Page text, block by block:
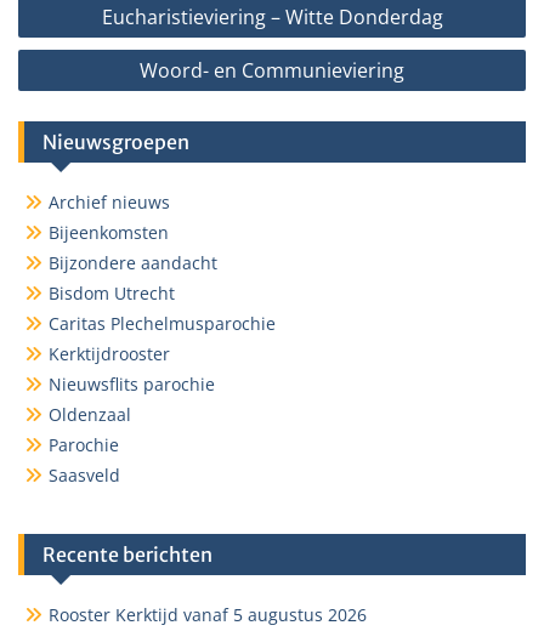
navigatie
Eucharistieviering – Witte Donderdag
Woord- en Communieviering
Nieuwsgroepen
Archief nieuws
Bijeenkomsten
Bijzondere aandacht
Bisdom Utrecht
Caritas Plechelmusparochie
Kerktijdrooster
Nieuwsflits parochie
Oldenzaal
Parochie
Saasveld
Recente berichten
Rooster Kerktijd vanaf 5 augustus 2026